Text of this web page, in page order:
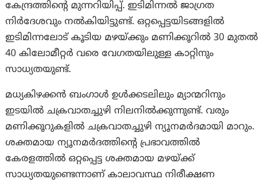
കേന്ദ്രത്തിന്‍റെ മുന്നറിയിപ്പ്. ഇടിമിന്നല്‍ ജാഗ്രത
നിര്‍ദേശവും നല്‍കിയിട്ടുണ്ട്. ഒറ്റപ്പെട്ടയിടങ്ങളില്‍
ഇടിമിന്നലോട് കൂടിയ മഴയ്‌ക്കും മണിക്കൂറില്‍ 30 മുതല്‍
40 കിലോമീറ്റര്‍ വരെ വേഗതയിലുള്ള കാറ്റിനും
സാധ്യതയുണ്ട്.
മധ്യകിഴക്കന്‍ ബംഗാള്‍ ഉള്‍ക്കടലിലും മ്യാന്മറിനും
ഇടയില്‍ ചക്രവാതച്ചുഴി നിലനില്‍ക്കുന്നുണ്ട്. വരും
മണിക്കൂറുകളില്‍ ചക്രവാതച്ചുഴി ന്യൂനമര്‍ദമായി മാറും.
ശക്തമായ ന്യൂനമര്‍ദത്തിന്‍റെ പ്രഭാവത്തില്‍
കേരളത്തില്‍ ഒറ്റപ്പെട്ട ശക്തമായ മഴയ്‌ക്ക്
സാധ്യതയുണ്ടെന്നാണ് കാലാവസ്ഥ നിരീക്ഷണ